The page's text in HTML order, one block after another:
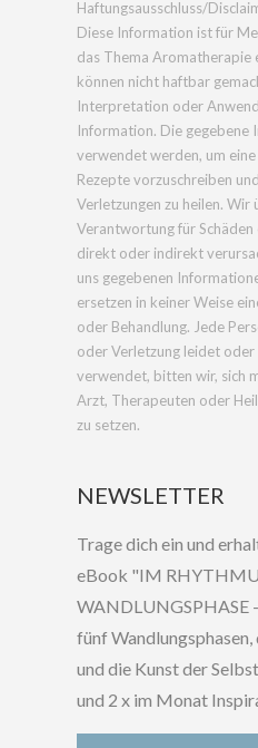
Haftungsausschluss/
Diese Information ist für
das Thema Aromatherapie
können nicht haftbar
Interpretation oder
Information. Die gegebene
verwendet werden, um
Rezepte vorzuschreiben
Verletzungen zu heilen. Wir
Verantwortung für
direkt oder indirekt
uns gegebenen
ersetzen in keiner Weise
oder Behandlung. Jede
oder Verletzung leidet
verwendet, bitten wir, sich
Arzt, Therapeuten oder
zu setzen.
NEWSLETTER
Trage dich ein und
eBook "IM
WANDLUNGSPHASE
fünf
und die Kunst der
und 2 x im Monat